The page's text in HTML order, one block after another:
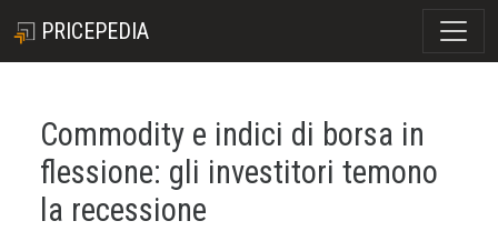
PRICEPEDIA
Commodity e indici di borsa in
flessione: gli investitori temono
la recessione